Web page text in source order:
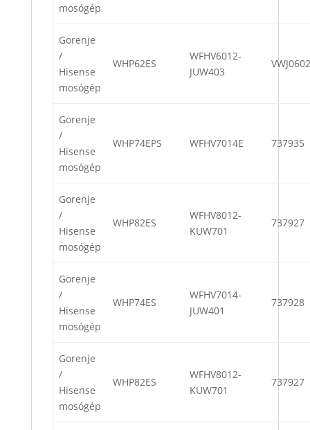
mosógép
Gorenje
/
Hisense
mosógép
WHP62ES
WFHV6012-
JUW403
Gorenje
/
Hisense
mosógép
WHP74EPS WFHV7014E 737935
Gorenje
/
Hisense
mosógép
WHP82ES
WFHV8012-
KUW701
737927
Gorenje
/
Hisense
mosógép
WHP74ES
WFHV7014-
JUW401
737928
Gorenje
/
Hisense
mosógép
WHP82ES
WFHV8012-
KUW701
737927